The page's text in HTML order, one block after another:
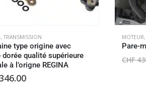
, TRANSMISSION
type origine avec
dorée qualité supérieure
à l’origne REGINA
346.00
MOTEUR,
Pare-
CHF